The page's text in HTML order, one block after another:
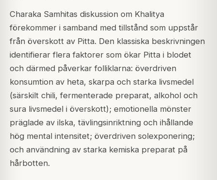
Charaka Samhitas diskussion om Khalitya
förekommer i samband med tillstånd som uppstår
från överskott av Pitta. Den klassiska beskrivningen
identifierar flera faktorer som ökar Pitta i blodet
och därmed påverkar folliklarna: överdriven
konsumtion av heta, skarpa och starka livsmedel
(särskilt chili, fermenterade preparat, alkohol och
sura livsmedel i överskott); emotionella mönster
präglade av ilska, tävlingsinriktning och ihållande
hög mental intensitet; överdriven solexponering;
och användning av starka kemiska preparat på
hårbotten.